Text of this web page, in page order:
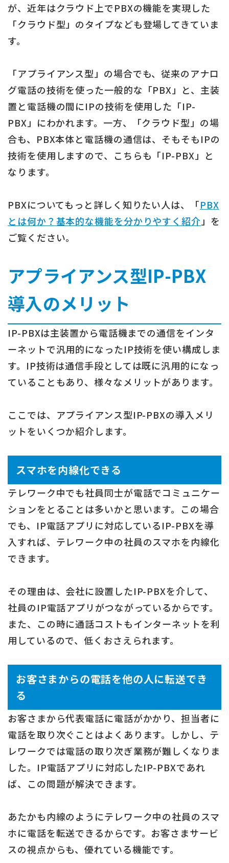
が、近年はクラウド上でPBXの機能を実現した
「クラウド型」のタイプなども登場してきていま
す。
「アプライアンス型」の場合でも、従来のアナロ
グ電話の技術を使った一般的な「PBX」と、主装
置と電話機の間にIPの技術を使用した「IP-
PBX」にわかれます。一方、「クラウド型」の場
合も、PBX本体と電話機の通信は、そもそもIPの
技術を使用しますので、こちらも「IP-PBX」と
なります。
PBXについてもっと詳しく知りたい人は、「PBX
とは何か？基本的な機能を分かりやすく紹介 」を
ご覧ください。
アプライアンス型IP-PBX
導入のメリット
IP-PBXは主装置から電話機までの通信をインタ
ーネットで汎用的になったIP技術を使い構成しま
す。IP技術は通信手段としては既に汎用的になっ
ていることもあり、様々なメリットがあります。
ここでは、アプライアンス型IP-PBXの導入メリ
ットをいくつか紹介します。
スマホを内線化できる
テレワーク中でも社員同士が電話でコミュニケー
ションをとることは多いかと思います。この場合
でも、IP電話アプリに対応しているIP-PBXを導
入すれば、テレワーク中の社員のスマホを内線化
できます。
その理由は、会社に設置したIP-PBXを介して、
社員のIP電話アプリがつながっているからです。
また、この時に通話コストもインターネットを利
用しているので、低くおさえられます。
お客さまからの電話を他の人に転送でき
る
お客さまから代表電話に電話がかかり、担当者に
電話を取り次ぐことはよくあります。しかし、テ
レワークでは電話の取り次ぎ業務が難しくなりま
した。IP電話アプリに対応したIP-PBXであれ
ば、この問題が解決できます。
あたかも内線のようにテレワーク中の社員のスマ
ホに電話を転送できるからです。お客さまサービ
スの視点からも、優れている機能です。